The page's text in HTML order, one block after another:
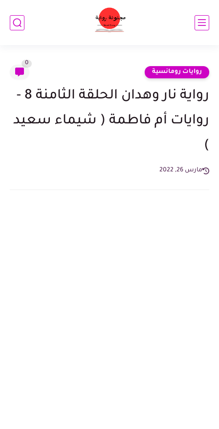
روايات رومانسية
0
رواية نار وهدان الحلقة الثامنة 8 -
روايات أم فاطمة ( شيماء سعيد
)
مارس 26, 2022